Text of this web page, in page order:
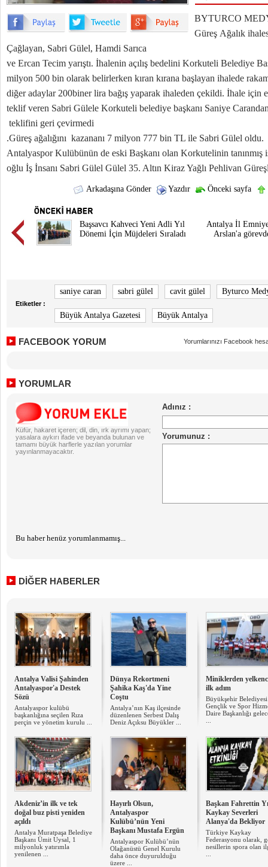
BYTURCO
Güreş Ağalık
Çağlayan, Sabri Gülel, Hamdi Sarıca
ve Ercan Tecim yarıştı. İhalenin açılış bedelini Korkuteli Belediye
milyon 500 bin olarak belirlerken kıran kırana başlayan ihalede
diğer adaylar 200biner lira bağış yaparak ihaleden çekildi. İhale için
teklif veren Sabri Gülele Korkuteli belediye başkanı Saniye
teklifini geri çevirmedi
.Güreş ağalığını kazananı 7 milyon 777 bin TL ile Sabri Gülel oldu.
Antalyaspor Kulübünün de eski Başkanı olan Korkutelinin tanınmış
oğlu İş İnsanı Sabri Gülel Gülel 35. Altın Kiraz Yağlı Pehlivan
Arkadaşına Gönder Yazdır Önceki sayfa
Başsavcı Kahveci Yeni Adli Yıl
Dönemi İçin Müjdeleri Sıraladı
Antalya İl
Arslan'a
Etiketler :
saniye caran sabri gülel cavit gülel Byturco
Büyük Antalya Gazetesi Büyük Antalya
FACEBOOK YORUM Yorumlarınızı Facebook
YORUMLAR
Küfür, hakaret içeren; dil, din, ırk ayrımı yapan;
yasalara aykırı ifade ve beyanda bulunan ve
tamamı büyük harflerle yazılan yorumlar
yayınlanmayacaktır.
Bu haber henüz yorumlanmamış...
DİĞER HABERLER
Antalya Valisi Şahinden
Antalyaspor'a Destek
Sözü
Antalyaspor kulübü
başkanlığına seçilen Rıza
perçin ve yönetim kurulu ...
Dünya Rekortmeni
Şahika Kaş'da Yine
Coştu
Antalya’nın Kaş ilçesinde
düzenlenen Serbest Dalış
Deniz Açıksu Büyükler ...
Miniklerden
ilk adım
Büyükşehir Belediyesi
Gençlik ve Spor
Daire Başkanlığı
Akdeniz’in ilk ve tek
doğal buz pisti yeniden
açıldı
Antalya Muratpaşa Belediye
Başkanı Ümit Uysal, 1
milyonluk yatırımla
yenilenen ...
Hayırlı Olsun,
Antalyaspor
Kulübü’nün Yeni
Başkanı Mustafa Ergün
Antalyaspor Kulübü’nün
Olağanüstü Genel Kurulu
daha önce duyurulduğu
üzere ...
Başkan Fahrettin
Kaykay Severleri
Alanya'da Bekliyor
Türkiye Kaykay
Federasyonu olarak,
nesillerin spora olan